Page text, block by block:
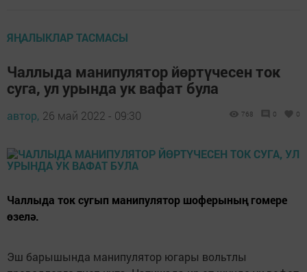
ЯҢАЛЫКЛАР ТАСМАСЫ
Чаллыда манипулятор йөртүчесен ток
суга, ул урында ук вафат була
автор, 26 май 2022 - 09:30 768 0 0
Чаллыда ток сугып манипулятор шоферының гомере
өзелә.
Эш барышында манипулятор югары вольтлы